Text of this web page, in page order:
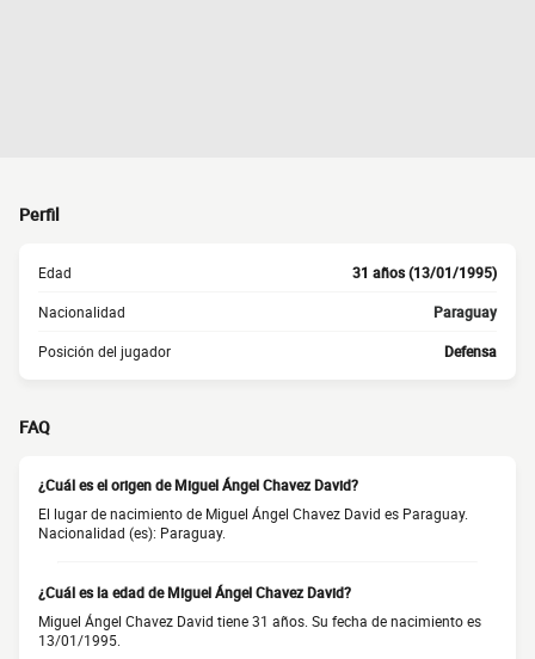
Perfil
Edad 31 años (13/01/1995)
Nacionalidad Paraguay
Posición del jugador Defensa
FAQ
¿Cuál es el origen de Miguel Ángel Chavez David?
El lugar de nacimiento de Miguel Ángel Chavez David es Paraguay.
Nacionalidad (es): Paraguay.
¿Cuál es la edad de Miguel Ángel Chavez David?
Miguel Ángel Chavez David tiene 31 años. Su fecha de nacimiento es
13/01/1995.